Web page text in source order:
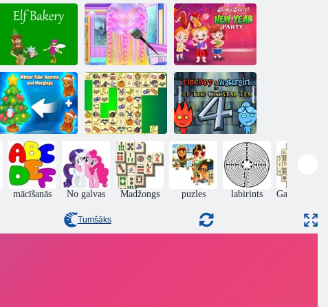
Elfu maiznīca
Ariel Jaungada
frizūras
Baby Hazel
Jaungada ballīte
Ziemas pasaka:
Noslēpumi un
saplūšana
Kris Mahjong
Fireboy and
Watergirl 4:
Kristāla templis
mācīšanās No galvas Madžongs puzles labirints Galda spēles
Tumšāks